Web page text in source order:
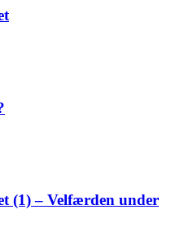
(1) – Velfærden under